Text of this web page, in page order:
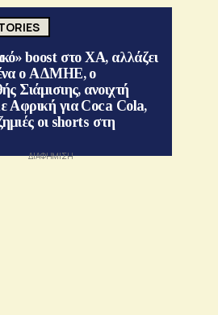
boost στο ΧΑ, αλλάζει
ο ΑΔΜΗΕ, ο
Σιάμισιης, ανοιχτή
Αφρική για Coca Cola,
οι shorts στη